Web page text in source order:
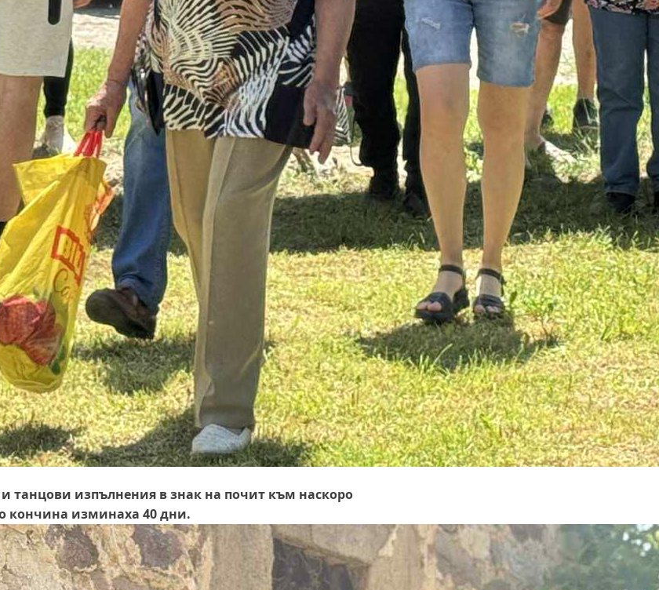
танцови изпълнения в знак на почит към наскоро
кончина изминаха 40 дни.